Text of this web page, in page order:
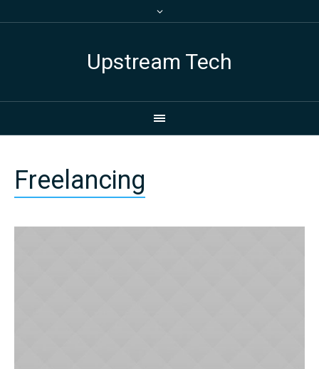
Upstream Tech
Freelancing